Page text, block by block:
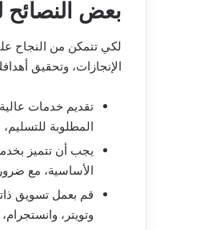
بعض
لكي تتمكن من النجاح
الإنجازات، وتحقيق
تقديم خدمات
المطلوبة
يجب أن تتميز
الأساسية، مع
قم بعمل تسويق
وتويتر،